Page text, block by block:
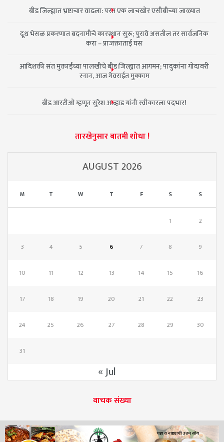
बीड जिल्ह्यात भ्रष्टाचार वाढला: परत एक लाचखोर एसीबीच्या जाळ्यात
दूध भेसळ प्रकरणात बदनामीचे कारस्थान सुरू; पुरावे असतील तर सार्वजनिक
करा – प्राजक्ताताई घस
आदिशक्ती संत मुक्ताईंच्या पालखीचे बीड जिल्ह्यात आगमन; पादुकांना गोदावरी
स्नान, आज गेवराईत मुक्काम
बीड आरटीओ म्हणून सुरेश आव्हाड यांनी स्वीकारला पदभार!
तारखेनुसार बातमी शोधा !
AUGUST 2026
M T W T F S S
1 2
3 4 5 6 7 8 9
10 11 12 13 14 15 16
17 18 19 20 21 22 23
24 25 26 27 28 29 30
31
« Jul
वाचक संख्या